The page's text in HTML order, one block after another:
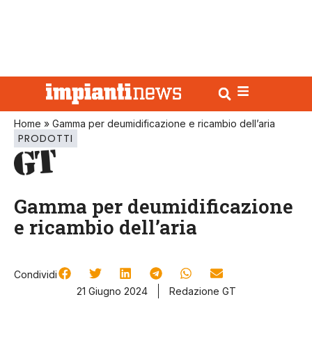
Home » Gamma per deumidificazione e ricambio dell’aria
PRODOTTI
Gamma per deumidificazione
e ricambio dell’aria
Condividi
21 Giugno 2024
Redazione GT